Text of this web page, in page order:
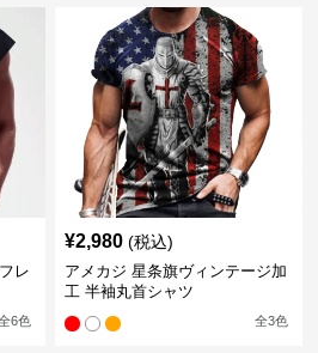
レ
6色
¥2,980 (税込)
アメカジ 星条旗ヴィンテージ加
工 半袖丸首シャツ
全3色